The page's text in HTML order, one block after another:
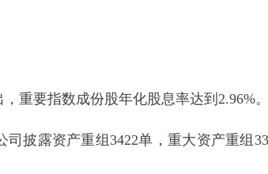
要指数成份股年化股息率达到2.96%。
露资产重组3422单，重大资产重组